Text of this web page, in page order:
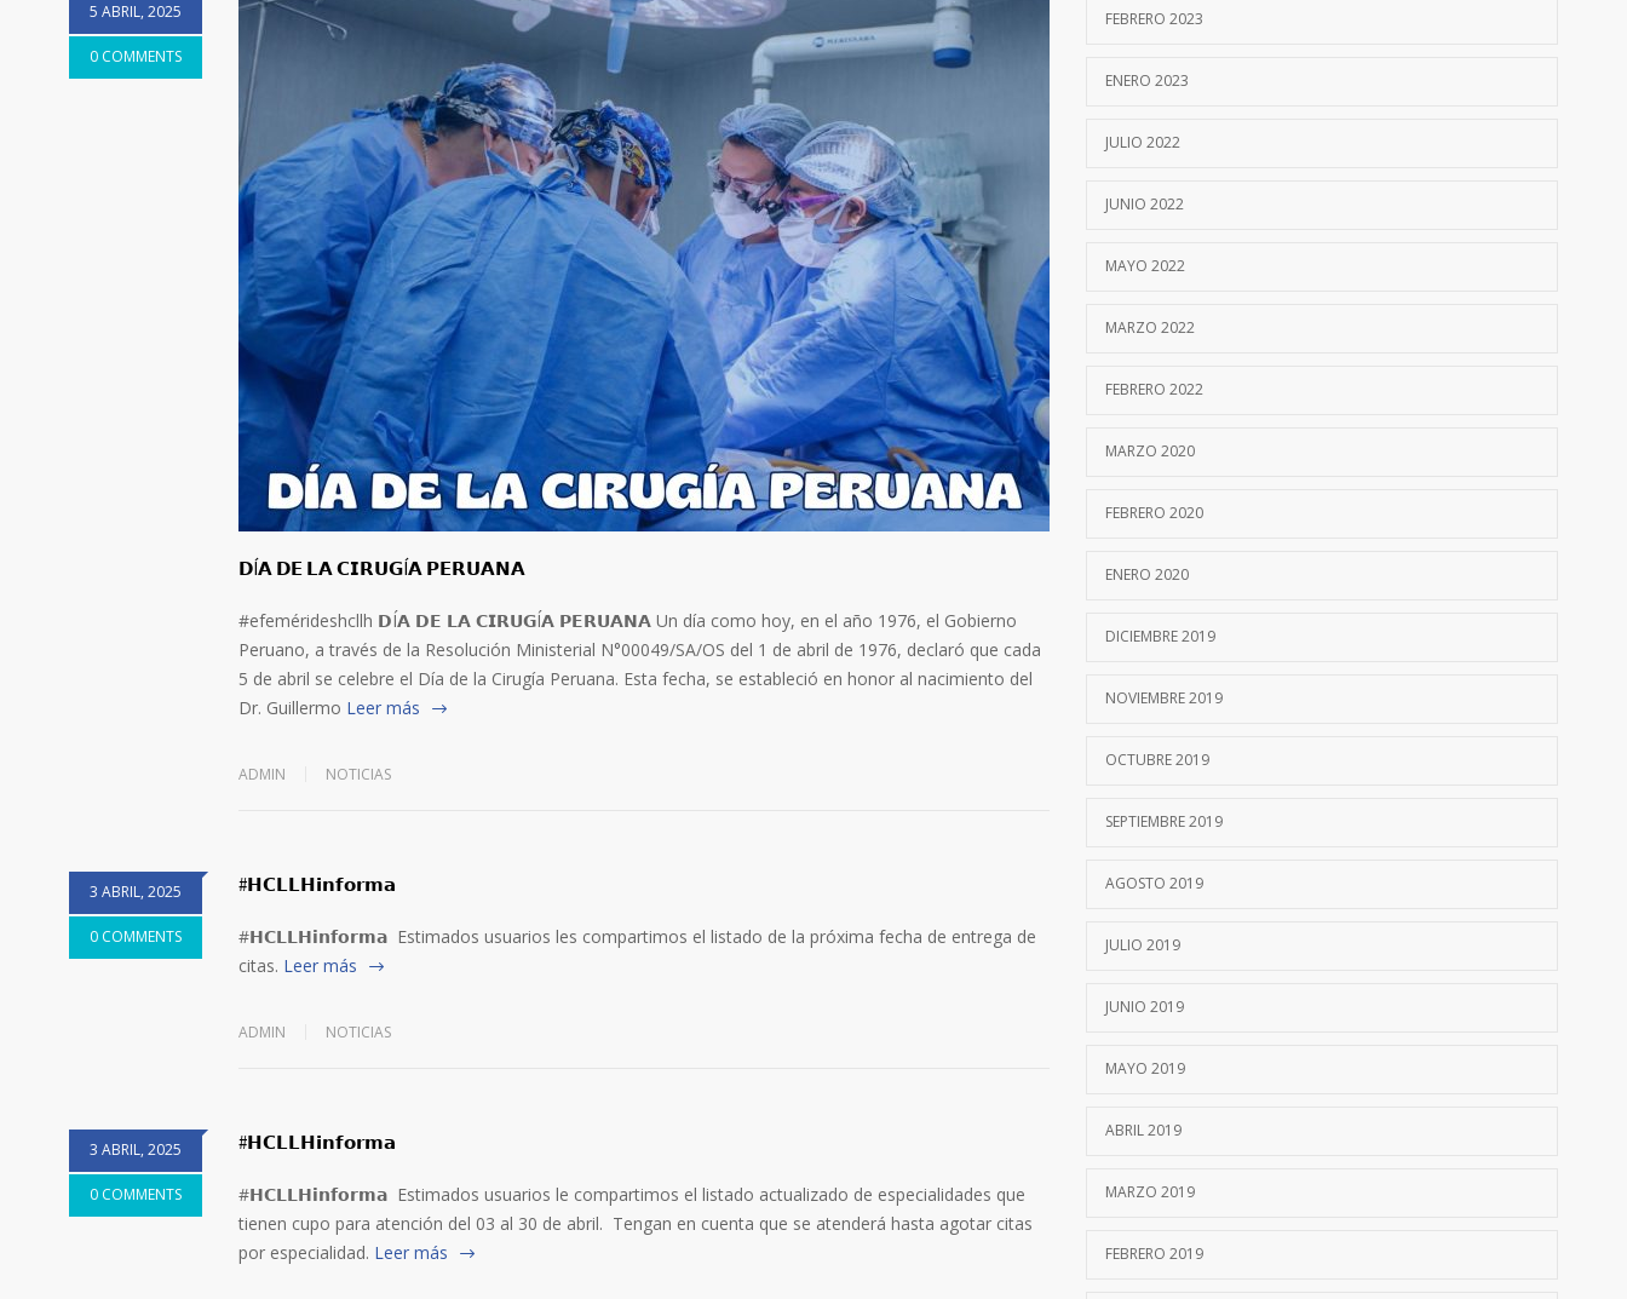
5 ABRIL, 2025
0 COMMENTS
𝗗Í𝗔 𝗗𝗘 𝗟𝗔 𝗖𝗜𝗥𝗨𝗚Í𝗔 𝗣𝗘𝗥𝗨𝗔𝗡𝗔
#efemérideshcllh 𝗗Í𝗔 𝗗𝗘 𝗟𝗔 𝗖𝗜𝗥𝗨𝗚Í𝗔 𝗣𝗘𝗥𝗨𝗔𝗡𝗔 Un día como hoy, en el año 1976, el Gobierno
Peruano, a través de la Resolución Ministerial N°00049/SA/OS del 1 de abril de 1976, declaró que cada
5 de abril se celebre el Día de la Cirugía Peruana. Esta fecha, se estableció en honor al nacimiento del
Dr. Guillermo Leer más
ADMIN NOTICIAS
3 ABRIL, 2025
0 COMMENTS
#𝗛𝗖𝗟𝗟𝗛𝗶𝗻𝗳𝗼𝗿𝗺𝗮
#𝗛𝗖𝗟𝗟𝗛𝗶𝗻𝗳𝗼𝗿𝗺𝗮 Estimados usuarios les compartimos el listado de la próxima fecha de entrega de
citas. Leer más
ADMIN NOTICIAS
3 ABRIL, 2025
0 COMMENTS
#𝗛𝗖𝗟𝗟𝗛𝗶𝗻𝗳𝗼𝗿𝗺𝗮
#𝗛𝗖𝗟𝗟𝗛𝗶𝗻𝗳𝗼𝗿𝗺𝗮 Estimados usuarios le compartimos el listado actualizado de especialidades que
tienen cupo para atención del 03 al 30 de abril. Tengan en cuenta que se atenderá hasta agotar citas
por especialidad. Leer más
FEBRERO 2023
ENERO 2023
JULIO 2022
JUNIO 2022
MAYO 2022
MARZO 2022
FEBRERO 2022
MARZO 2020
FEBRERO 2020
ENERO 2020
DICIEMBRE 2019
NOVIEMBRE 2019
OCTUBRE 2019
SEPTIEMBRE 2019
AGOSTO 2019
JULIO 2019
JUNIO 2019
MAYO 2019
ABRIL 2019
MARZO 2019
FEBRERO 2019